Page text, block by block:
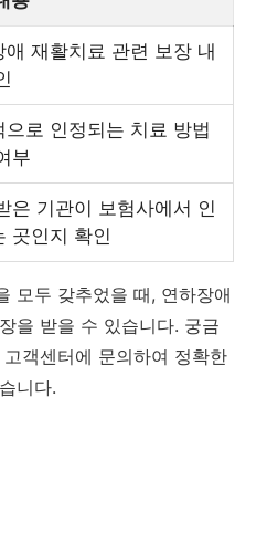
애 재활치료 관련 보장 내
으로 인정되는 치료 방법
부
은 기관이 보험사에서 인
곳인지 확인
모두 갖추었을 때, 연하장애
을 받을 수 있습니다. 궁금
객센터에 문의하여 정확한
니다.